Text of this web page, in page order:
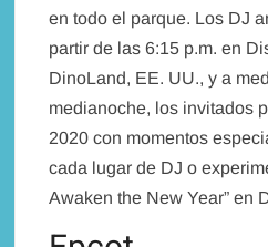
en todo el parque. Los DJ
partir de las 6:15 p.m. en
DinoLand, EE. UU., y a
medianoche, los invitados
2020 con momentos
cada lugar de DJ o
Awaken the New Year” en